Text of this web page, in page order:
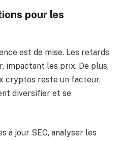
pour les
est de mise. Les retards
impactant les prix. De plus,
cryptos reste un facteur.
diversifier et se
à jour SEC, analyser les